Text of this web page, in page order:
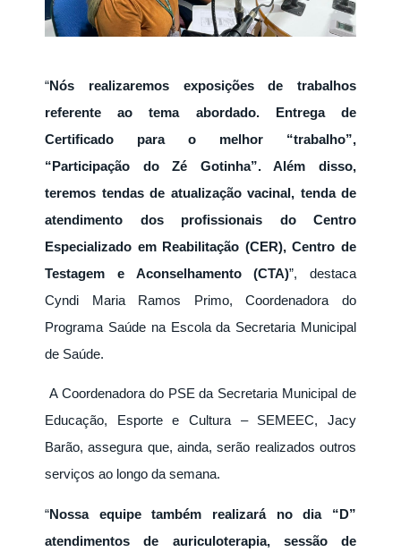
“Nós realizaremos exposições de trabalhos
referente ao tema abordado. Entrega de
Certificado para o melhor “trabalho”,
“Participação do Zé Gotinha”. Além disso,
teremos tendas de atualização vacinal, tenda de
atendimento dos profissionais do Centro
Especializado em Reabilitação (CER), Centro de
Testagem e Aconselhamento (CTA)”, destaca
Cyndi Maria Ramos Primo, Coordenadora do
Programa Saúde na Escola da Secretaria Municipal
de Saúde.
A Coordenadora do PSE da Secretaria Municipal de
Educação, Esporte e Cultura – SEMEEC, Jacy
Barão, assegura que, ainda, serão realizados outros
serviços ao longo da semana.
“Nossa equipe também realizará no dia “D”
atendimentos de auriculoterapia, sessão de